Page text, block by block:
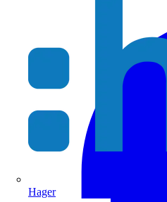
Hager